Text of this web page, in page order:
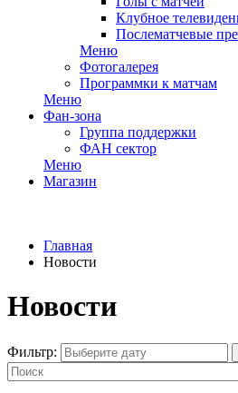
Клубное
Послематчевые
Меню
Фотогалерея
Программки к матчам
Меню
Фан-зона
Группа поддержки
ФАН сектор
Меню
Магазин
Главная
Новости
Новости
Фильтр: